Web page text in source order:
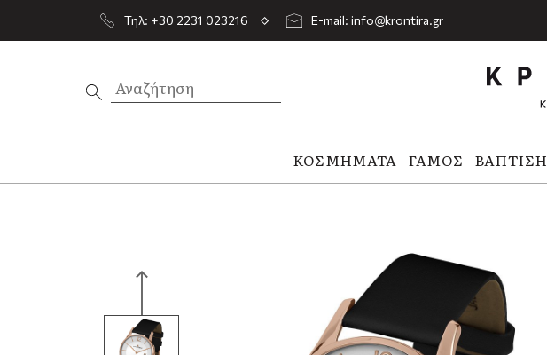
Τηλ: +30 2231 023216 E-mail: info@krontira.gr
ΚΟΣΜΉΜΑΤΑ ΓΆΜΟΣ ΒΆΠΤΙΣΗ